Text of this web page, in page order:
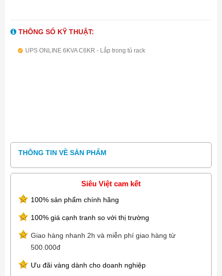
THÔNG SỐ KỸ THUẬT:
UPS ONLINE 6KVA C6KR - Lắp trong tủ rack
THÔNG TIN VỀ SẢN PHẨM
Siêu Việt cam kết
100% sản phẩm chính hãng
100% giá cạnh tranh so với thị trường
Giao hàng nhanh 2h và miễn phí giao hàng từ
500.000đ
Ưu đãi vàng dành cho doanh nghiệp